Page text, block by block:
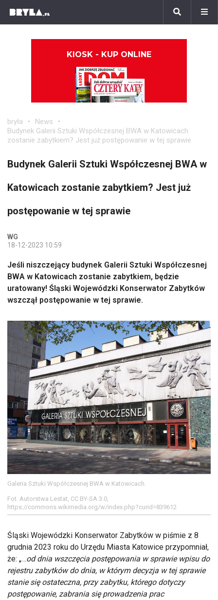
KIOSK - KUP ONLINE
bryła
News
Budynek Galerii Sztuki Współczesnej BWA w Katowicach
zostanie zabytkiem? Jest już postępowanie w tej sprawie
Budynek Galerii Sztuki Współczesnej BWA w
Katowicach zostanie zabytkiem? Jest już
postępowanie w tej sprawie
WG
18-12-2023 10:59
Jeśli niszczejący budynek Galerii Sztuki Współczesnej
BWA w Katowicach zostanie zabytkiem, będzie
uratowany! Śląski Wojewódzki Konserwator Zabytków
wszczął postępowanie w tej sprawie.
Galeria Sztuki Współczesnej BWA w Katowicach.
Fot. Autorstwa Lestat, CC BY-SA 3.0,
https://commons.wikimedia.org/w/index.php?curid=839612
Śląski Wojewódzki Konserwator Zabytków w piśmie z 8
grudnia 2023 roku do Urzędu Miasta Katowice przypomniał,
że: „…od dnia wszczęcia postępowania w sprawie wpisu do
rejestru zabytków do dnia, w którym decyzja w tej sprawie
stanie się ostateczna, przy zabytku, którego dotyczy
postępowanie, zabrania się prowadzenia prac